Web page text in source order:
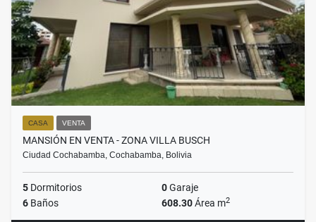
CASA VENTA
MANSIÓN EN VENTA - ZONA VILLA BUSCH
Ciudad Cochabamba, Cochabamba, Bolivia
5 Dormitorios 0Garaje
6 Baños 608.30Área m2